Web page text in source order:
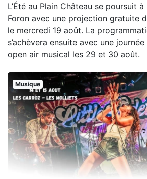
L’Été au Plain Château se poursuit
Foron avec une projection gratuite
le mercredi 19 août. La
s’achèvera ensuite avec une
open air musical les 29 et 30 août.
Musique